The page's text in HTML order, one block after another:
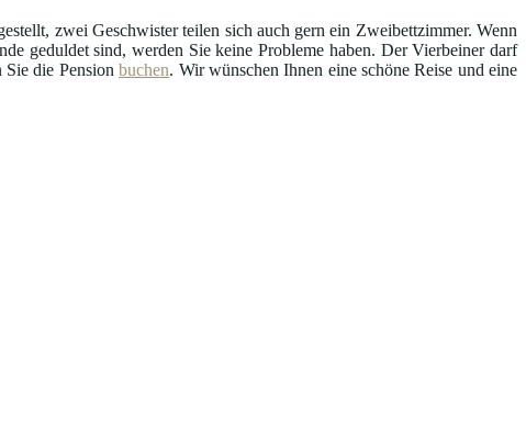
zwei Geschwister teilen sich auch gern ein Zweibettzimmer. Wenn
geduldet sind, werden Sie keine Probleme haben. Der Vierbeiner darf
Sie die Pensionbuchen. Wir wünschen Ihnen eine schöne Reise und eine